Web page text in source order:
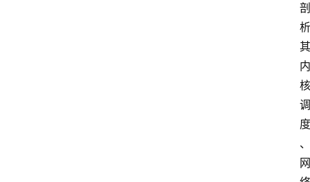
剖
析
其
内
核
调
度
、
网